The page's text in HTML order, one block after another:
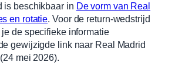
is beschikbaar in De vorm van Real
en rotatie. Voor de return-wedstrijd
de specifieke informatie
gewijzigde link naar Real Madrid
mei 2026).